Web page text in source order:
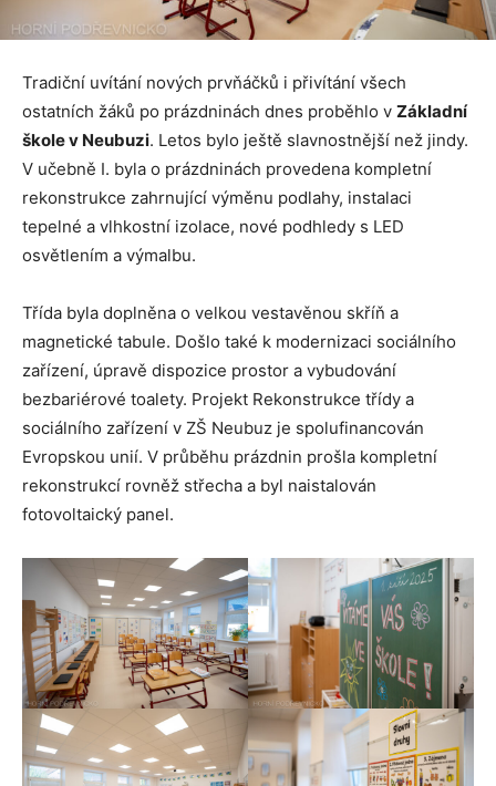
Tradiční uvítání nových prvňáčků i přivítání všech
ostatních žáků po prázdninách dnes proběhlo v Základní
škole v Neubuzi. Letos bylo ještě slavnostnější než jindy.
V učebně I. byla o prázdninách provedena kompletní
rekonstrukce zahrnující výměnu podlahy, instalaci
tepelné a vlhkostní izolace, nové podhledy s LED
osvětlením a výmalbu.
Třída byla doplněna o velkou vestavěnou skříň a
magnetické tabule. Došlo také k modernizaci sociálního
zařízení, úpravě dispozice prostor a vybudování
bezbariérové toalety. Projekt Rekonstrukce třídy a
sociálního zařízení v ZŠ Neubuz je spolufinancován
Evropskou unií. V průběhu prázdnin prošla kompletní
rekonstrukcí rovněž střecha a byl naistalován
fotovoltaický panel.